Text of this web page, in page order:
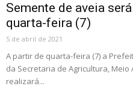
Semente de aveia
quarta-feira (7)
5 de abril de 2021
A partir de quarta-feira (7) a
da Secretaria de Agricultura,
realizará...